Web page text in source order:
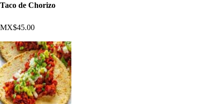
Taco de Chorizo
MX$45.00